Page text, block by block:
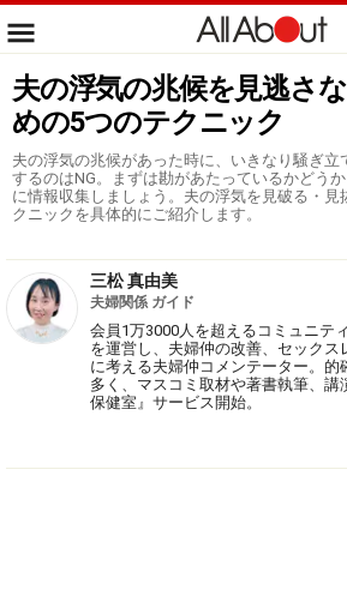
夫の浮気の兆候を見逃さ
めの5つのテクニック
夫の浮気の兆候があった時に、いきなり騒ぎ立
するのはNG。まずは勘があたっているかどう
に情報収集しましょう。夫の浮気を見破る・見
クニックを具体的にご紹介します。
三松 真由美
夫婦関係 ガイド
会員1万3000人を超えるコミュニテ
を運営し、夫婦仲の改善、セックス
に考える夫婦仲コメンテーター。
多く、マスコミ取材や著書執筆、
保健室』サービス開始。